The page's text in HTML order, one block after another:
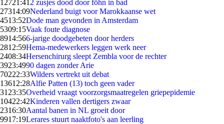
12721:41 2 zusjes dood door föhn in bad
27314:09Nederland buigt voor Marokkaanse wet
4513:52Dode man gevonden in Amsterdam
5309:15Vaak foute diagnose
8914:566-jarige doodgebeten door herders
2812:59Hema-medewerkers leggen werk neer
2408:34Hersenchirurg sleept Zembla voor de rechter
3923:4990 dagen zonder Arie
70222:33Wilders vertrekt uit debat
13612:28Alfie Patten (13) toch geen vader
31 23:35Overheid vraagt voorzorgsmaatregelen griepepidemie
10422:42Kinderen vallen dertigers zwaar
2316:30Aantal banen in NL groeit door
9917:19Lerares stuurt naaktfoto's aan leerling